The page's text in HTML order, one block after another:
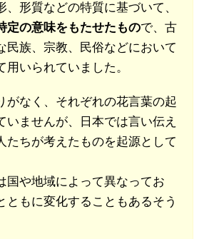
、形質などの特質に基づいて、
定の意味をもたせたもので、古
民族、宗教、民俗などにおいて
いられていました。
がなく、それぞれの花言葉の起
いませんが、日本では言い伝え
たちが考えたものを起源として
国や地域によって異なってお
ともに変化することもあるそう